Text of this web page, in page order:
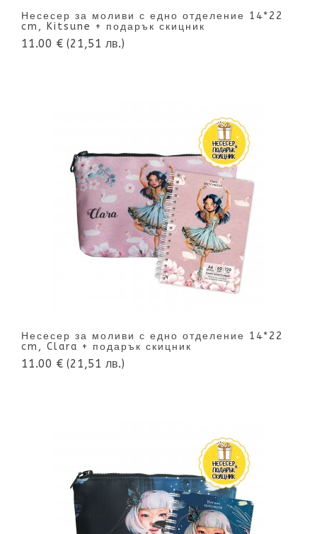
Несесер за моливи с едно отделение 14*22
cm, Kitsune + подарък скицник
11.00 € (21,51 лв.)
Несесер за моливи с едно отделение 14*22
cm, Clara + подарък скицник
11.00 € (21,51 лв.)